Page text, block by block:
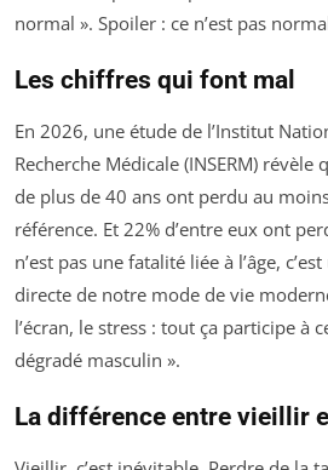
normal ». Spoiler : ce n’est pas
Les chiffres qui font mal
En 2026, une étude de l’Institut
Recherche Médicale (INSERM)
de plus de 40 ans ont perdu au
référence. Et 22% d’entre eux ont
n’est pas une fatalité liée à l’âge,
directe de notre mode de vie
l’écran, le stress : tout ça participe à
dégradé masculin ».
La différence entre vieillir